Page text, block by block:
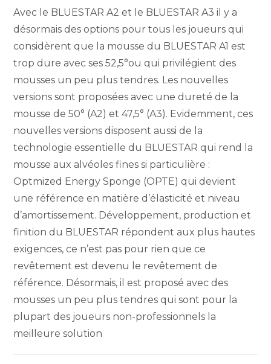
Avec le BLUESTAR A2 et le BLUESTAR A3 il y a
désormais des options pour tous les joueurs qui
considèrent que la mousse du BLUESTAR A1 est
trop dure avec ses 52,5°ou qui privilégient des
mousses un peu plus tendres. Les nouvelles
versions sont proposées avec une dureté de la
mousse de 50° (A2) et 47,5° (A3). Evidemment, ces
nouvelles versions disposent aussi de la
technologie essentielle du BLUESTAR qui rend la
mousse aux alvéoles fines si particulière :
Optmized Energy Sponge (OPTE) qui devient
une référence en matière d’élasticité et niveau
d’amortissement. Développement, production et
finition du BLUESTAR répondent aux plus hautes
exigences, ce n’est pas pour rien que ce
revêtement est devenu le revêtement de
référence. Désormais, il est proposé avec des
mousses un peu plus tendres qui sont pour la
plupart des joueurs non-professionnels la
meilleure solution